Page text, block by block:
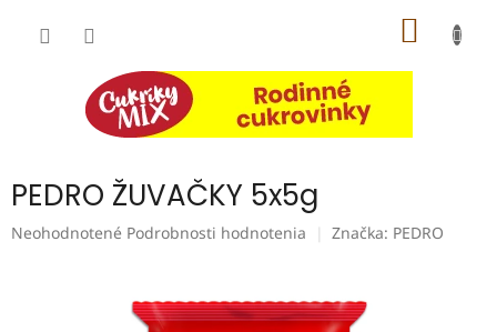
PEDRO ŽUVAČKY 5x5g
Priemerné
Neohodnotené Podrobnosti hodnotenia Značka: PEDRO